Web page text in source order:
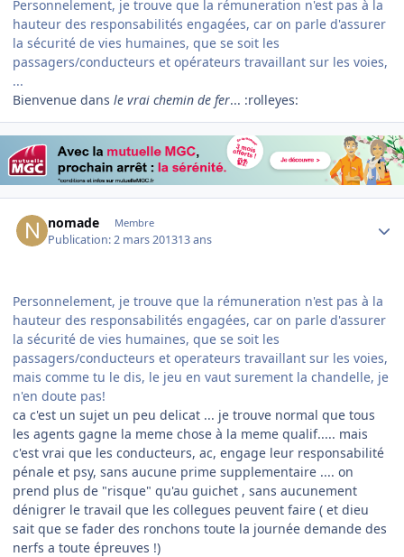
Personnelement, je trouve que la rémuneration n'est pas à la
hauteur des responsabilités engagées, car on parle d'assurer
la sécurité de vies humaines, que se soit les
passagers/conducteurs et opérateurs travaillant sur les voies,
...
Bienvenue dans le vrai chemin de fer... :rolleyes:
nomade Membre
Publication:2 mars 201313 ans
Personnelement, je trouve que la rémuneration n'est pas à la
hauteur des responsabilités engagées, car on parle d'assurer
la sécurité de vies humaines, que se soit les
passagers/conducteurs et operateurs travaillant sur les voies,
mais comme tu le dis, le jeu en vaut surement la chandelle, je
n'en doute pas!
ca c'est un sujet un peu delicat ... je trouve normal que tous
les agents gagne la meme chose à la meme qualif..... mais
c'est vrai que les conducteurs, ac, engage leur responsabilité
pénale et psy, sans aucune prime supplementaire .... on
prend plus de "risque" qu'au guichet , sans aucunement
dénigrer le travail que les collegues peuvent faire ( et dieu
sait que se fader des ronchons toute la journée demande des
nerfs a toute épreuves !)